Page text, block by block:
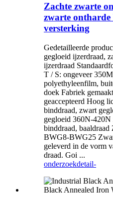
Zachte zwarte
zwarte
versterking
Gedetailleerde
gegloeid ijzerdraad,
ijzerdraad
T / S: ongeveer
polyethyleenfilm,
doek Fabriek
geaccepteerd Hoog
binddraad, zwart
gegloeid 360N-420N
binddraad,
BWG8-BWG25
geleverd in de vorm
draad. Goi ...
onderzoekdetail-